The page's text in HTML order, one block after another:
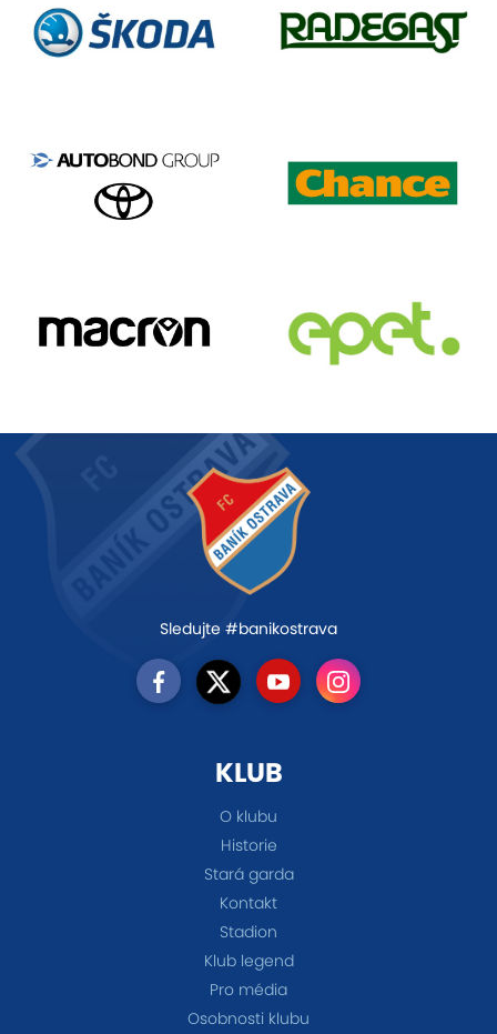
Sledujte #banikostrava
KLUB
O klubu
Historie
Stará garda
Kontakt
Stadion
Klub legend
Pro média
Osobnosti klubu